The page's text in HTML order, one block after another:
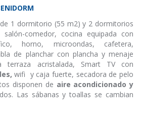
1 dormitorio (55 m2) y 2 dormitorios
comedor, cocina equipada con
horno, microondas, cafetera,
de planchar con plancha y menaje
terraza acristalada, Smart TV con
wifi y caja fuerte, secadora de pelo
disponen de aire acondicionado y
Las sábanas y toallas se cambian